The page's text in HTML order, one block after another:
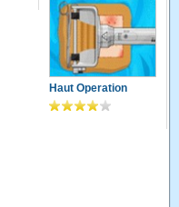
Haut Operation